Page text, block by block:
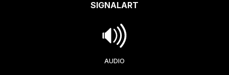
SIGNALART
AUDIO